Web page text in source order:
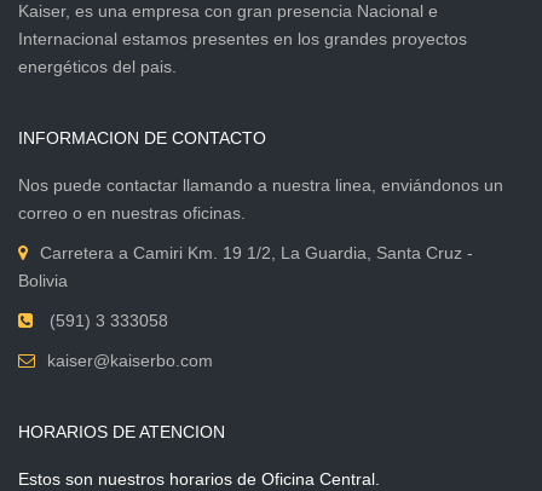
Kaiser, es una empresa con gran presencia Nacional e
Internacional estamos presentes en los grandes proyectos
energéticos del pais.
INFORMACION DE CONTACTO
Nos puede contactar llamando a nuestra linea, enviándonos un
correo o en nuestras oficinas.
Carretera a Camiri Km. 19 1/2, La Guardia, Santa Cruz -
Bolivia
(591) 3 333058
kaiser@kaiserbo.com
HORARIOS DE ATENCION
Estos son nuestros horarios de Oficina Central.